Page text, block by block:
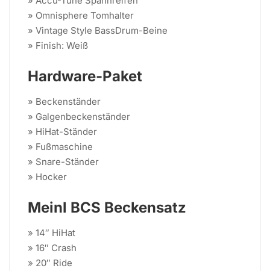
» Omnisphere Tomhalter
» Vintage Style BassDrum-Beine
» Finish: Weiß
Hardware-Paket
» Beckenständer
» Galgenbeckenständer
» HiHat-Ständer
» Fußmaschine
» Snare-Ständer
» Hocker
Meinl BCS Beckensatz
» 14″ HiHat
» 16″ Crash
» 20″ Ride